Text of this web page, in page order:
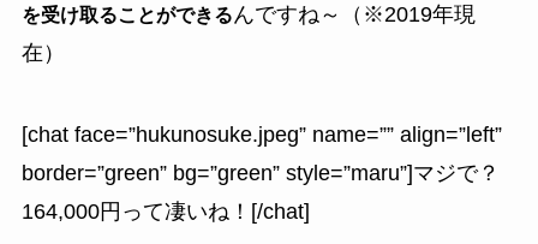
を受け取ることができるんですね～（※2019年現
在）
[chat face=”hukunosuke.jpeg” name=”” align=”left”
border=”green” bg=”green” style=”maru”]マジで？
164,000円って凄いね！[/chat]